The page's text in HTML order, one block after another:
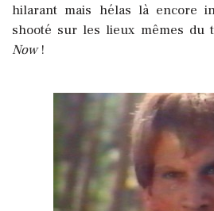
hilarant mais hélas là encore
shooté sur les lieux mêmes du
Now!